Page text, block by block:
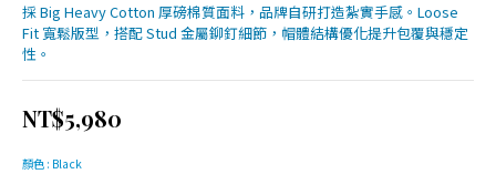
採 Big Heavy Cotton 厚磅棉質面料，品牌自研打造紮實手感。Loose
Fit 寬鬆版型，搭配 Stud 金屬鉚釘細節，帽體結構優化提升包覆與穩定
性。
NT$5,980
顏色 : Black